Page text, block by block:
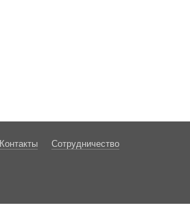
Контакты Сотрудничество